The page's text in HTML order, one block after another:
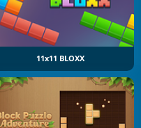
11x11 BLOXX